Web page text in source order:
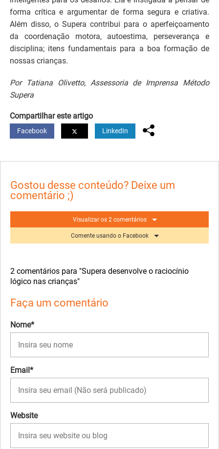
forma crítica e argumentar de forma segura e criativa.
Além disso, o Supera contribui para o aperfeiçoamento
da coordenação motora, autoestima, perseverança e
disciplina; itens fundamentais para a boa formação de
nossas crianças.
Por Tatiana Olivetto, Assessoria de Imprensa Método
Supera
Compartilhar este artigo
Facebook LinkedIn
Gostou desse conteúdo? Deixe um
comentário ;)
Visualizar os 2 comentários
Comente usando o Facebook
2 comentários para "Supera desenvolve o raciocínio
lógico nas crianças"
Faça um comentário
Nome*
Email*
Website